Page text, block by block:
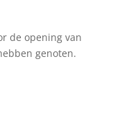
de opening van
genoten.